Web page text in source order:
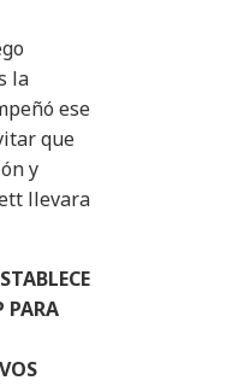
la
ese
que
y
llevara
PARA